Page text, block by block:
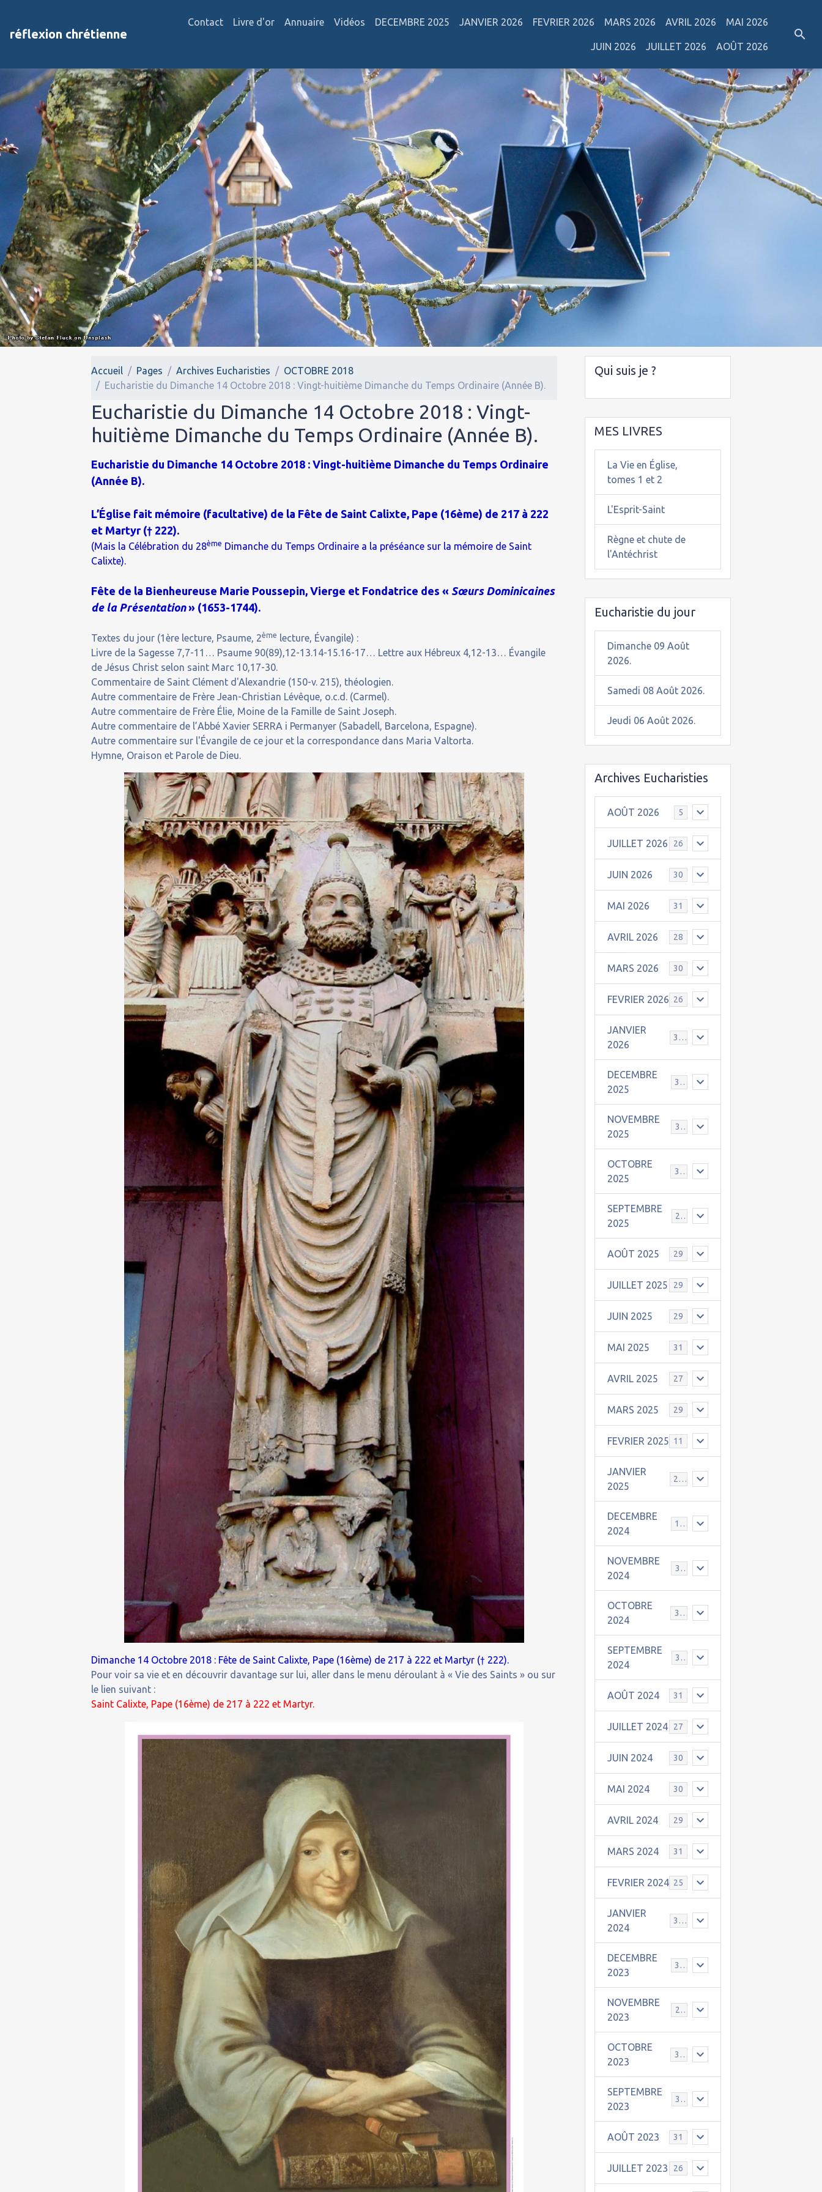
réflexion chrétienne
Contact Livre d'or Annuaire Vidéos DECEMBRE 2025 JANVIER 2026 FEVRIER 2026 MARS 2026 AVRIL 2026 MAI 2026
JUIN 2026 JUILLET 2026 AOÛT 2026
Accueil Pages Archives Eucharisties
OCTOBRE 2018
Eucharistie du Dimanche 14 Octobre 2018 : Vingt-huitième Dimanche du Temps Ordinaire (Année B).
Eucharistie du Dimanche 14 Octobre 2018 : Vingt-
huitième Dimanche du Temps Ordinaire (Année B).
Eucharistie du Dimanche 14 Octobre 2018 : Vingt-huitième Dimanche du Temps Ordinaire
(Année B).
L’Église fait mémoire (facultative) de la Fête de Saint Calixte, Pape (16ème) de 217 à 222
et Martyr († 222).
(Mais la Célébration du 28ème Dimanche du Temps Ordinaire a la préséance sur la mémoire de Saint
Calixte).
Fête de la Bienheureuse Marie Poussepin, Vierge et Fondatrice des « Sœurs Dominicaines
de la Présentation» (1653-1744).
Textes du jour (1ère lecture, Psaume, 2ème lecture, Évangile) :
Livre de la Sagesse 7,7-11… Psaume 90(89),12-13.14-15.16-17… Lettre aux Hébreux 4,12-13… Évangile
de Jésus Christ selon saint Marc 10,17-30.
Commentaire de Saint Clément d'Alexandrie (150-v. 215), théologien.
Autre commentaire de Frère Jean-Christian Lévêque, o.c.d. (Carmel).
Autre commentaire de Frère Élie, Moine de la Famille de Saint Joseph.
Autre commentaire de l’Abbé Xavier SERRA i Permanyer (Sabadell, Barcelona, Espagne).
Autre commentaire sur l'Évangile de ce jour et la correspondance dans Maria Valtorta.
Hymne, Oraison et Parole de Dieu.
Dimanche 14 Octobre 2018 : Fête de Saint Calixte, Pape (16ème) de 217 à 222 et Martyr († 222).
Pour voir sa vie et en découvrir davantage sur lui, aller dans le menu déroulant à « Vie des Saints » ou sur
le lien suivant :
Saint Calixte, Pape (16ème) de 217 à 222 et Martyr.
Qui suis je ?
MES LIVRES
La Vie en Église,
tomes 1 et 2
L'Esprit-Saint
Règne et chute de
l'Antéchrist
Eucharistie du jour
Dimanche 09 Août
2026.
Samedi 08 Août 2026.
Jeudi 06 Août 2026.
Archives Eucharisties
AOÛT 2026 5
JUILLET 2026 26
JUIN 2026 30
MAI 2026 31
AVRIL 2026 28
MARS 2026 30
FEVRIER 2026 26
JANVIER
2026
31
DECEMBRE
2025
30
NOVEMBRE
2025
30
OCTOBRE
2025
31
SEPTEMBRE
2025
25
AOÛT 2025 29
JUILLET 2025 29
JUIN 2025 29
MAI 2025 31
AVRIL 2025 27
MARS 2025 29
FEVRIER 2025 11
JANVIER
2025
25
DECEMBRE
2024
19
NOVEMBRE
2024
30
OCTOBRE
2024
31
SEPTEMBRE
2024
30
AOÛT 2024 31
JUILLET 2024 27
JUIN 2024 30
MAI 2024 30
AVRIL 2024 29
MARS 2024 31
FEVRIER 2024 25
JANVIER
2024
30
DECEMBRE
2023
31
NOVEMBRE
2023
24
OCTOBRE
2023
31
SEPTEMBRE
2023
30
AOÛT 2023 31
JUILLET 2023 26